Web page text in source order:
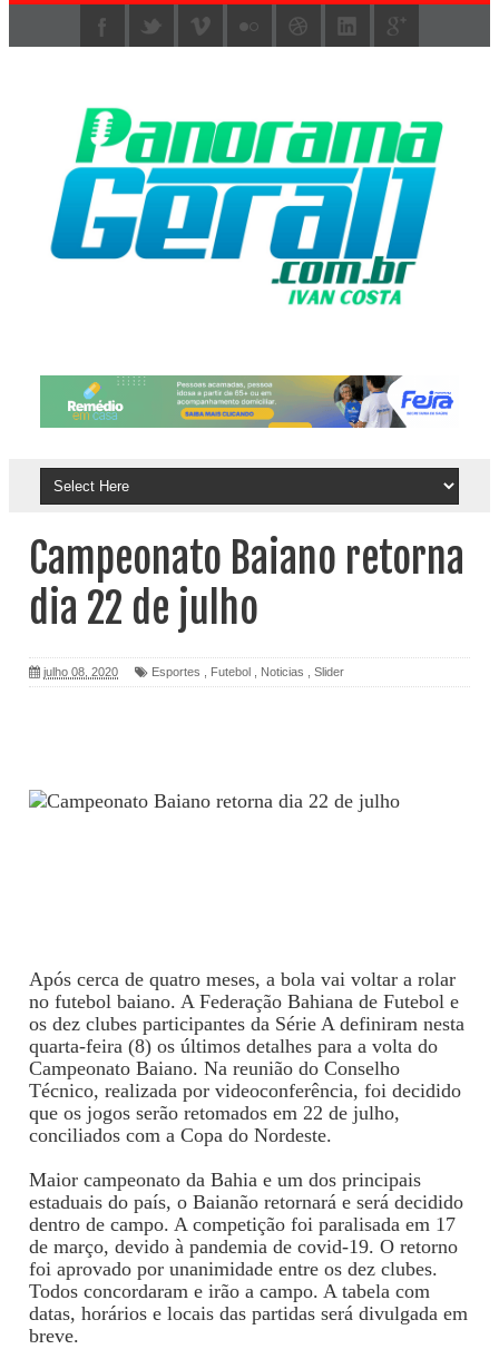
Campeonato Baiano retorna
dia 22 de julho
julho 08, 2020 Esportes Futebol Noticias Slider
Após cerca de quatro meses, a bola vai voltar a rolar
no futebol baiano. A Federação Bahiana de Futebol e
os dez clubes participantes da Série A definiram nesta
quarta-feira (8) os últimos detalhes para a volta do
Campeonato Baiano. Na reunião do Conselho
Técnico, realizada por videoconferência, foi decidido
que os jogos serão retomados em 22 de julho,
conciliados com a Copa do Nordeste.
Maior campeonato da Bahia e um dos principais
estaduais do país, o Baianão retornará e será decidido
dentro de campo. A competição foi paralisada em 17
de março, devido à pandemia de covid-19. O retorno
foi aprovado por unanimidade entre os dez clubes.
Todos concordaram e irão a campo. A tabela com
datas, horários e locais das partidas será divulgada em
breve.